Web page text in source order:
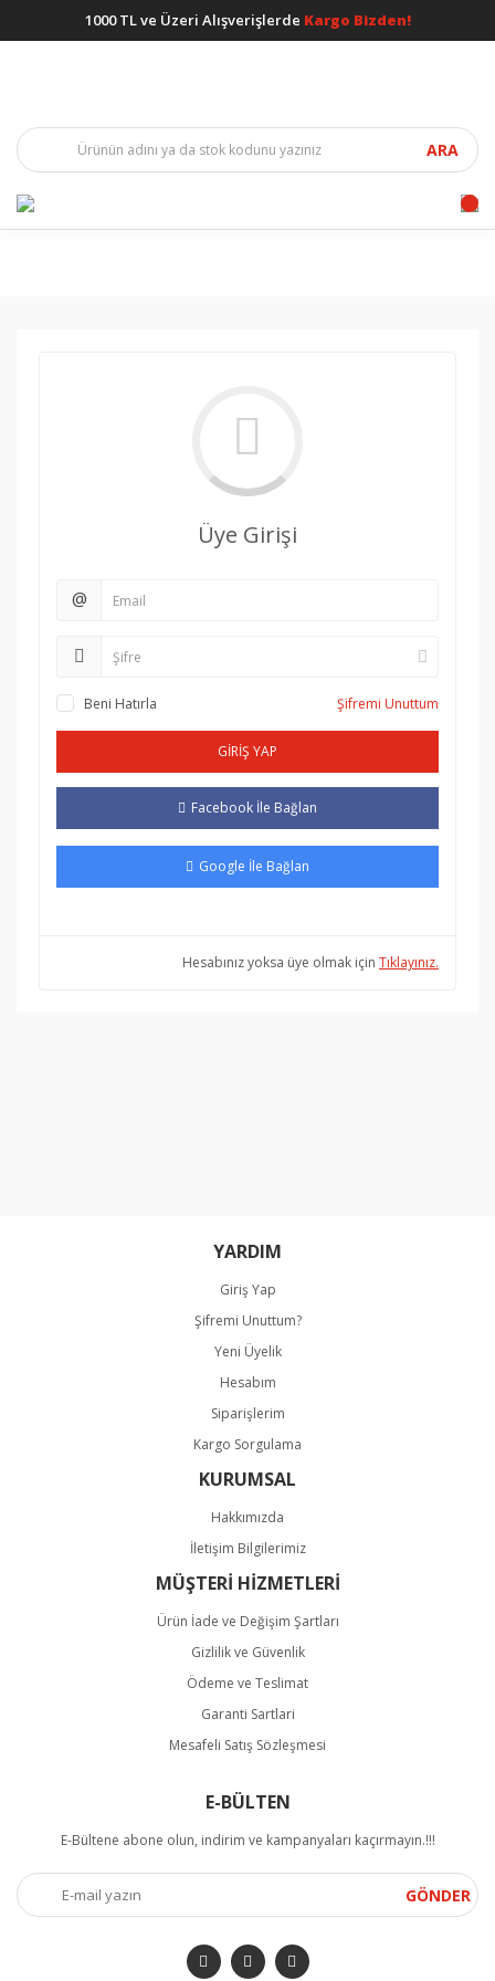
1000 TL ve Üzeri Alışverişlerde Kargo Bizden!
ARA
Üye Girişi
@
Beni Hatırla Şifremi Unuttum
GİRİŞ YAP
Facebook İle Bağlan
Google İle Bağlan
Hesabınız yoksa üye olmak için Tıklayınız.
YARDIM
Giriş Yap
Şifremi Unuttum?
Yeni Üyelik
Hesabım
Siparişlerim
Kargo Sorgulama
KURUMSAL
Hakkımızda
İletişim Bilgilerimiz
MÜŞTERİ HİZMETLERİ
Ürün İade ve Değişim Şartları
Gizlilik ve Güvenlik
Ödeme ve Teslimat
Garanti Sartlari
Mesafeli Satış Sözleşmesi
E-BÜLTEN
E-Bültene abone olun, indirim ve kampanyaları kaçırmayın.!!!
GÖNDER